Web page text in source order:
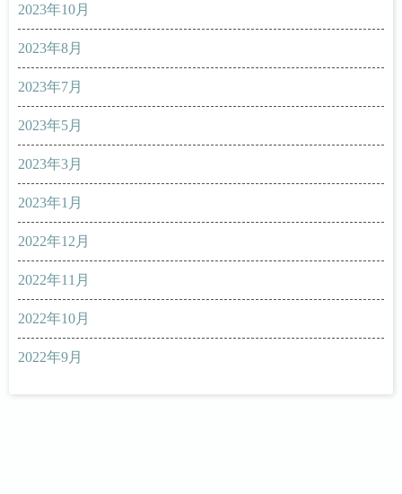
2023年10月
2023年8月
2023年7月
2023年5月
2023年3月
2023年1月
2022年12月
2022年11月
2022年10月
2022年9月